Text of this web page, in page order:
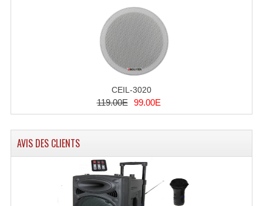
CEIL-3020
119.00E 99.00E
AVIS DES CLIENTS